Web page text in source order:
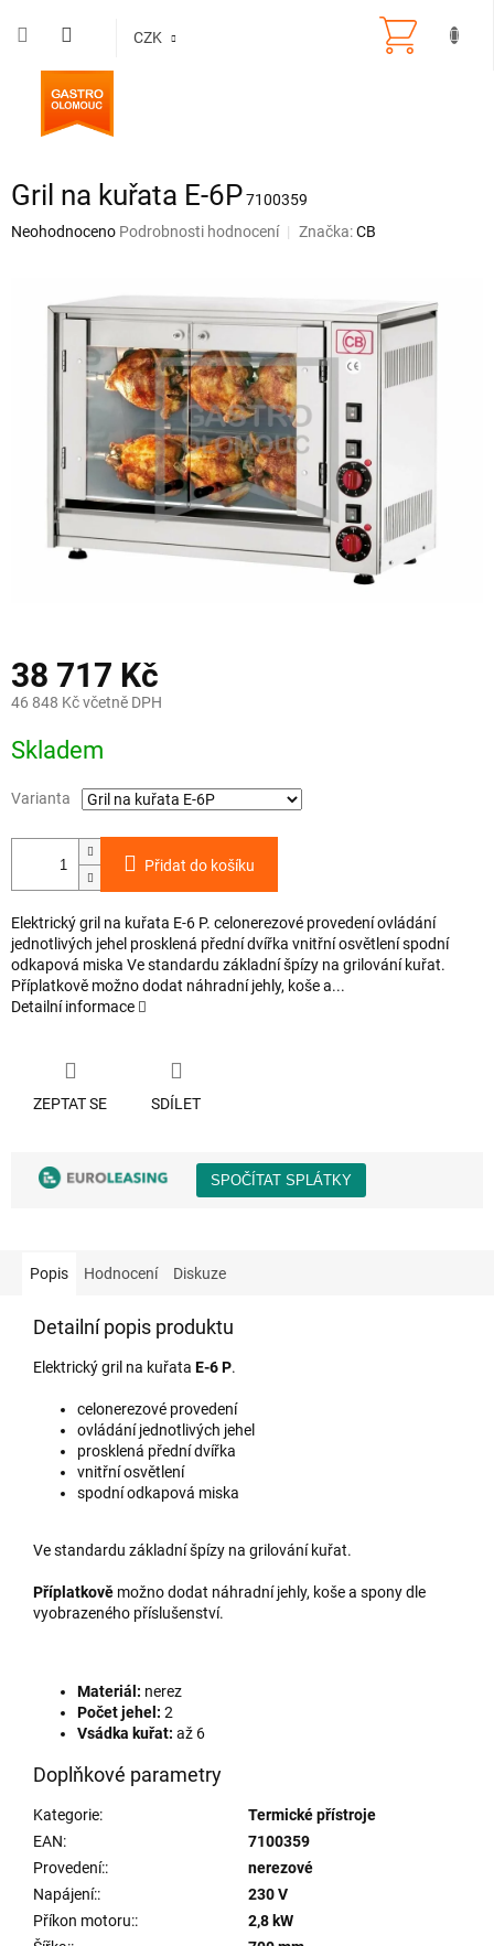
CZK
Gril na kuřata E-6P7100359
Průměrné
hvězdiček.
Neohodnoceno Podrobnosti hodnocení Značka:CB
38 717 Kč
46 848 Kč včetně DPH
cena:
Skladem
Varianta
Přidat do košíku
Elektrický gril na kuřata E-6 P. celonerezové provedení ovládání
jednotlivých jehel prosklená přední dvířka vnitřní osvětlení spodní
odkapová miska Ve standardu základní špízy na grilování kuřat.
Příplatkově možno dodat náhradní jehly, koše a...
Detailní informace
ZEPTAT SE SDÍLET
Popis Hodnocení Diskuze
Detailní popis produktu
Elektrický gril na kuřata E-6 P.
celonerezové provedení
ovládání jednotlivých jehel
prosklená přední dvířka
vnitřní osvětlení
spodní odkapová miska
Ve standardu základní špízy na grilování kuřat.
Příplatkově možno dodat náhradní jehly, koše a spony dle
vyobrazeného příslušenství.
Materiál: nerez
Počet jehel: 2
Vsádka kuřat: až 6
Doplňkové parametry
Kategorie:
Termické přístroje
EAN:
7100359
Provedení::
nerezové
Napájení::
230 V
Příkon motoru::
2,8 kW